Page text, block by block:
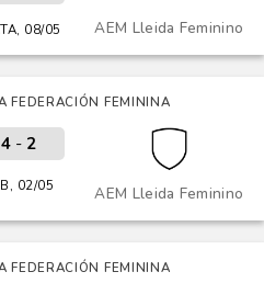
AEM Lleida Feminino
08/05
FEDERACIÓN FEMININA
AEM Lleida Feminino
4- 2
02/05
FEDERACIÓN FEMININA